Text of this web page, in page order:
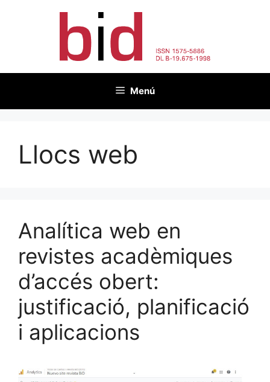
Menú
Llocs web
Analítica web en
revistes acadèmiques
d’accés obert:
justificació, planificació
i aplicacions